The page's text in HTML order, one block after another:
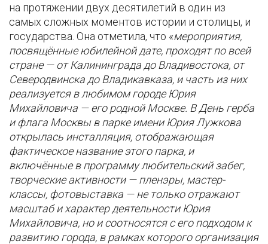
на протяжении двух десятилетий в один из
самых сложных моментов истории и столицы, и
государства. Она отметила, что «мероприятия,
посвящённые юбилейной дате, проходят по всей
стране — от Калининграда до Владивостока, от
Северодвинска до Владикавказа, и часть из них
реализуется в любимом городе Юрия
Михайловича — его родной Москве. В День герба
и флага Москвы в парке имени Юрия Лужкова
открылась инсталляция, отображающая
фактическое название этого парка, и
включённые в программу любительский забег,
творческие активности — пленэры, мастер-
классы, фотовыставка — не только отражают
масштаб и характер деятельности Юрия
Михайловича, но и соотносятся с его подходом к
развитию города, в рамках которого организация